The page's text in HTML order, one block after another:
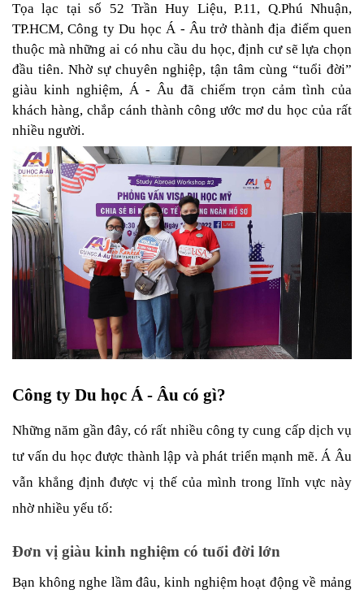
Tọa lạc tại số 52 Trần Huy Liệu, P.11, Q.Phú Nhuận,
TP.HCM, Công ty Du học Á - Âu trở thành địa điểm quen
thuộc mà những ai có nhu cầu du học, định cư sẽ lựa chọn
đầu tiên. Nhờ sự chuyên nghiệp, tận tâm cùng “tuổi đời”
giàu kinh nghiệm, Á - Âu đã chiếm trọn cảm tình của
khách hàng, chắp cánh thành công ước mơ du học của rất
nhiều người.
Công ty Du học Á - Âu có gì?
Những năm gần đây, có rất nhiều công ty cung cấp dịch vụ
tư vấn du học được thành lập và phát triển mạnh mẽ. Á Âu
vẫn khẳng định được vị thế của mình trong lĩnh vực này
nhờ nhiều yếu tố:
Đơn vị giàu kinh nghiệm có tuổi đời lớn
Bạn không nghe lầm đâu, kinh nghiệm hoạt động về mảng